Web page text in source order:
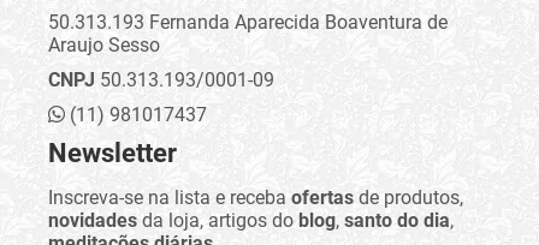
50.313.193 Fernanda Aparecida Boaventura de
Araujo Sesso
CNPJ 50.313.193/0001-09
(11) 981017437
Newsletter
Inscreva-se na lista e receba ofertas de produtos,
novidades da loja, artigos do blog, santo do dia,